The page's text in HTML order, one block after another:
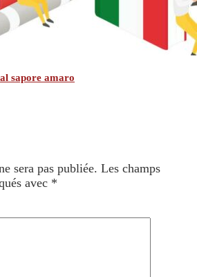
sapore amaro
sera pas publiée. Les champs
avec *